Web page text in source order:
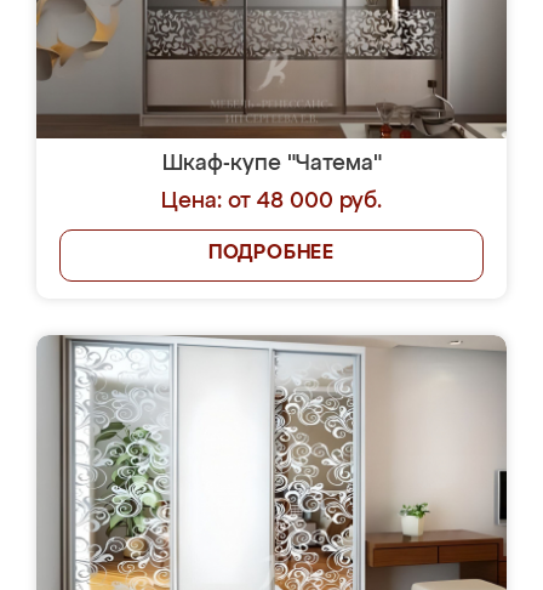
Шкаф-купе "Чатема"
Цена: от 48 000 руб.
ПОДРОБНЕЕ